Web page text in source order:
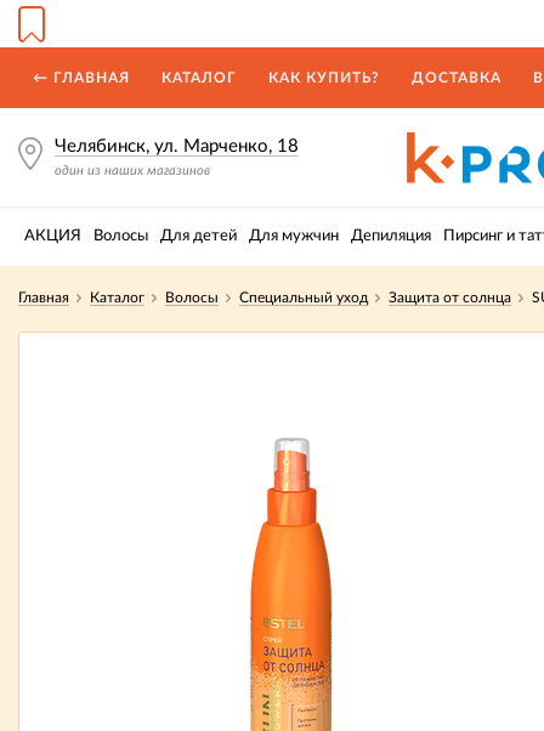
← ГЛАВНАЯ КАТАЛОГ КАК КУПИТЬ? ДОСТАВКА
Челябинск, ул. Марченко, 18
один из наших магазинов
АКЦИЯ Волосы Для детей Для мужчин Депиляция Пирсинг и
Главная Каталог Волосы Специальный уход Защита от солнца